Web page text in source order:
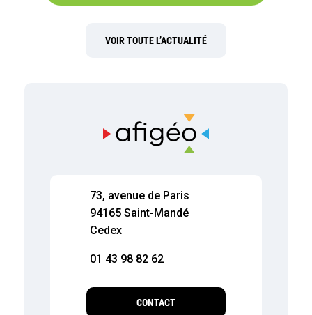
VOIR TOUTE L’ACTUALITÉ
73, avenue de Paris
94165 Saint-Mandé
Cedex
01 43 98 82 62
CONTACT